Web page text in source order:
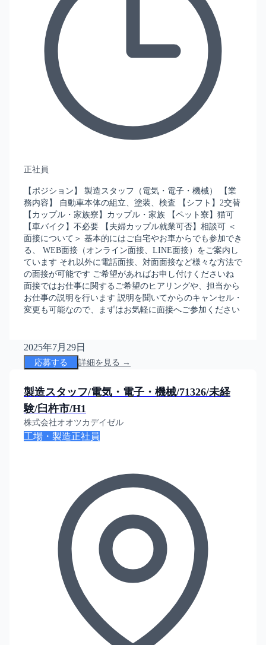
正社員
【ポジション】 製造スタッフ（電気・電子・機械） 【業
務内容】 自動車本体の組立、塗装、検査 【シフト】2交替
【カップル・家族寮】カップル・家族 【ペット寮】猫可
【車バイク】不必要 【夫婦カップル就業可否】相談可 ＜
面接について＞ 基本的にはご自宅やお車からでも参加でき
る、 WEB面接（オンライン面接、LINE面接）をご案内し
ています それ以外に電話面接、対面面接など様々な方法で
の面接が可能です ご希望があればお申し付けくださいね
面接ではお仕事に関するご希望のヒアリングや、担当から
お仕事の説明を行います 説明を聞いてからのキャンセル・
変更も可能なので、まずはお気軽に面接へご参加ください
2025年7月29日
応募する 詳細を見る →
製造スタッフ/電気・電子・機械/71326/未経
験/臼杵市/H1
株式会社オオツカデイゼル
工場・製造正社員